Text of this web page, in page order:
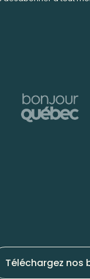
Téléchargez nos